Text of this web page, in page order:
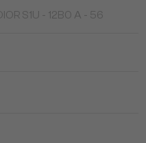
S1U - 12B0 A - 56